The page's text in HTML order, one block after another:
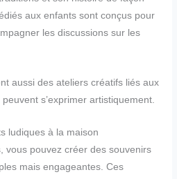
aux enfants sont conçus pour
les discussions sur les
aussi des ateliers créatifs liés aux
s’exprimer artistiquement.
ludiques à la maison
vous pouvez créer des souvenirs
mais engageantes. Ces